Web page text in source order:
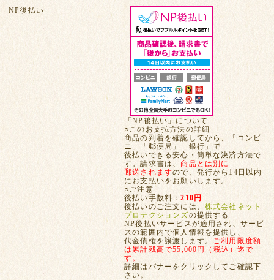
NP後払い
「NP後払い」について
○このお支払方法の詳細
商品の到着を確認してから、「コンビ
ニ」「郵便局」「銀行」で
後払いできる安心・簡単な決済方法で
す。請求書は、商品とは別に
郵送されますので、発行から14日以内
にお支払いをお願いします。
○ご注意
後払い手数料：210円
後払いのご注文には、 株式会社ネット
プロテクションズの提供する
NP後払いサービスが適用され、サービ
スの範囲内で個人情報を提供し、
代金債権を譲渡します。 ご利用限度額
は累計残高で55,000円（税込）迄で
す。
詳細はバナーをクリックしてご確認下
さい。